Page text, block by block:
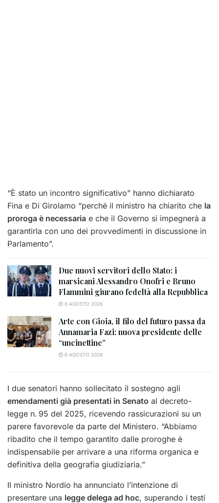
“È stato un incontro significativo” hanno dichiarato
Fina e Di Girolamo “perché il ministro ha chiarito che la
proroga è necessaria e che il Governo si impegnerà a
garantirla con uno dei provvedimenti in discussione in
Parlamento”.
Due nuovi servitori dello Stato: i
marsicani Alessandro Onofri e Bruno
Flammini giurano fedeltà alla Repubblica
6 AGOSTO 2026
Arte con Gioia, il filo del futuro passa da
Annamaria Fazi: nuova presidente delle
“uncinettine”
6 AGOSTO 2026
I due senatori hanno sollecitato il sostegno agli
emendamenti già presentati in Senato al decreto-
legge n. 95 del 2025, ricevendo rassicurazioni su un
parere favorevole da parte del Ministero. “Abbiamo
ribadito che il tempo garantito dalle proroghe è
indispensabile per arrivare a una riforma organica e
definitiva della geografia giudiziaria.”
Il ministro Nordio ha annunciato l’intenzione di
presentare una legge delega ad hoc, superando i testi